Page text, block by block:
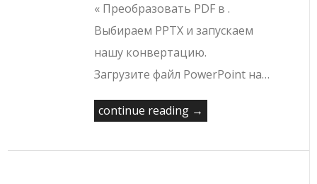
« Преобразовать PDF в .
Выбираем PPTX и запускаем
нашу конвертацию.
Загрузите файл PowerPoint на…
continue reading →